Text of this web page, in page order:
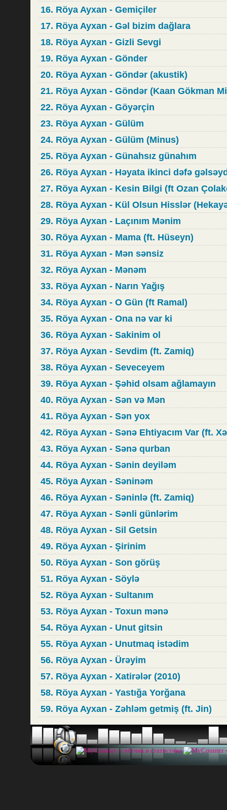
16. Röya Ayxan - Gemiçiler
17. Röya Ayxan - Gəl bizim dağlara
18. Röya Ayxan - Gizli Sevgi
19. Röya Ayxan - Gönder
20. Röya Ayxan - Göndər (akustik)
21. Röya Ayxan - Göndər (Kaan Gökman
22. Röya Ayxan - Göyərçin
23. Röya Ayxan - Gülüm
24. Röya Ayxan - Gülüm (Minus)
25. Röya Ayxan - Günahsız günahım
26. Röya Ayxan - Həyata ikinci dəfə
27. Röya Ayxan - Kesin Bilgi (ft Ozan
28. Röya Ayxan - Kül Olsun Hisslər
29. Röya Ayxan - Laçınım Mənim
30. Röya Ayxan - Mama (ft. Hüseyn)
31. Röya Ayxan - Mən sənsiz
32. Röya Ayxan - Mənəm
33. Röya Ayxan - Narın Yağış
34. Röya Ayxan - O Gün (ft Ramal)
35. Röya Ayxan - Ona nə var ki
36. Röya Ayxan - Sakinim ol
37. Röya Ayxan - Sevdim (ft. Zamiq)
38. Röya Ayxan - Seveceyem
39. Röya Ayxan - Şəhid olsam ağlamayın
40. Röya Ayxan - Sən və Mən
41. Röya Ayxan - Sən yox
42. Röya Ayxan - Sənə Ehtiyacım Var (ft.
43. Röya Ayxan - Sənə qurban
44. Röya Ayxan - Sənin deyiləm
45. Röya Ayxan - Səninəm
46. Röya Ayxan - Səninlə (ft. Zamiq)
47. Röya Ayxan - Sənli günlərim
48. Röya Ayxan - Sil Getsin
49. Röya Ayxan - Şirinim
50. Röya Ayxan - Son görüş
51. Röya Ayxan - Söylə
52. Röya Ayxan - Sultanım
53. Röya Ayxan - Toxun mənə
54. Röya Ayxan - Unut gitsin
55. Röya Ayxan - Unutmaq istədim
56. Röya Ayxan - Ürəyim
57. Röya Ayxan - Xatirələr (2010)
58. Röya Ayxan - Yastığa Yorğana
59. Röya Ayxan - Zəhləm getmiş (ft. Jin)